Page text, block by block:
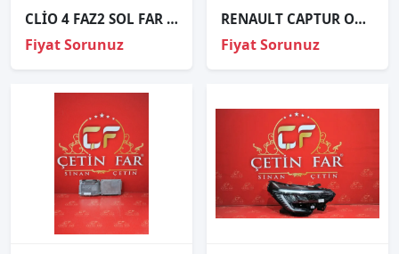
CLİO 4 FAZ2 SOL FAR ORJİNAL
Fiyat Sorunuz
RENAULT CAPTUR ORJINAL ÇIKMA SOL ÖN FAR
Fiyat Sorunuz